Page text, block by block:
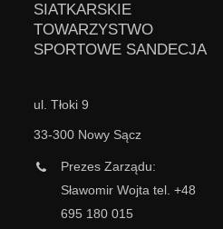
SIATKARSKIE
TOWARZYSTWO
SPORTOWE SANDECJA
ul. Tłoki 9
33-300 Nowy Sącz
Prezes Zarządu:
Sławomir Wojta tel. +48
695 180 015